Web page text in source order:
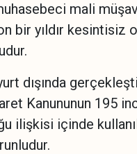
mali
bir yıldır kesintisiz
dışında
Kanununun 195
ilişkisi içinde